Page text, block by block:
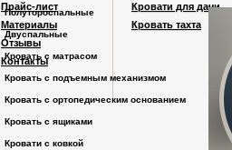
Шкафы из дерева
Комоды
Полутороспальные
Двуспальные
Кровать с матрасом
Кровать с подъемным механизмом
Кровать с ортопедическим основанием
Кровать с ящиками
Кровати с ковкой
Прайс-лист
Материалы
Отзывы
Контакты
Кровати для дачи
Кровать тахта